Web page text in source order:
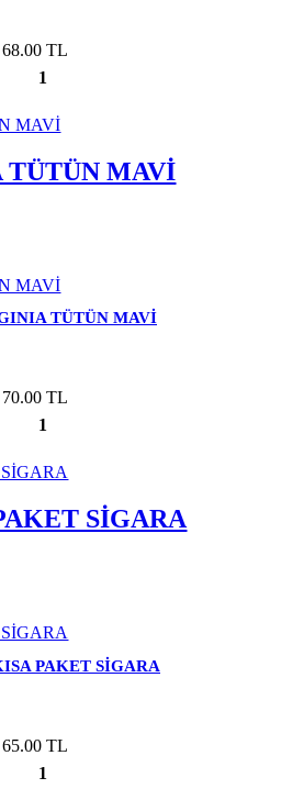
68.00 TL
1
MAVİ
TÜTÜN MAVİ
70.00 TL
1
SİGARA
PAKET SİGARA
65.00 TL
1